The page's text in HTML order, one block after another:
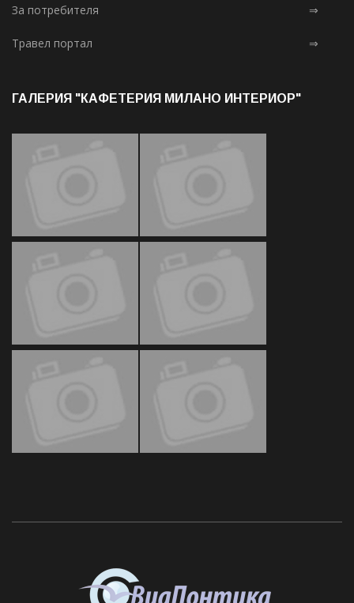
За потребителя ⇒
Травел портал ⇒
ГАЛЕРИЯ "КАФЕТЕРИЯ МИЛАНО ИНТЕРИОР"